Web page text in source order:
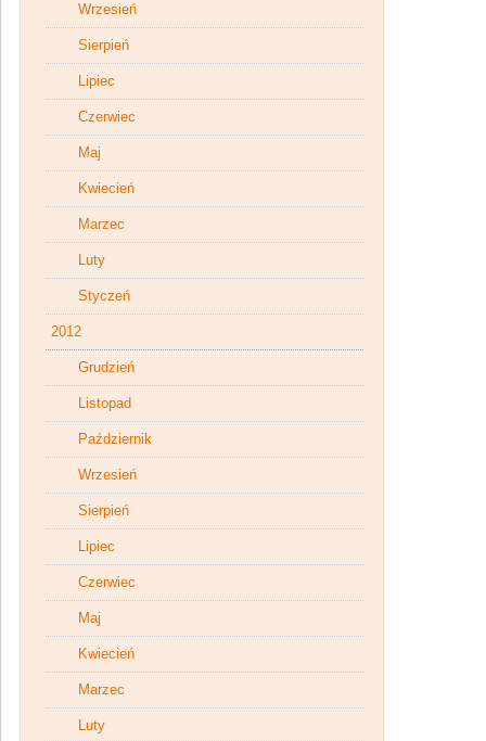
Wrzesień
Sierpień
Lipiec
Czerwiec
Maj
Kwiecień
Marzec
Luty
Styczeń
2012
Grudzień
Listopad
Październik
Wrzesień
Sierpień
Lipiec
Czerwiec
Maj
Kwiecień
Marzec
Luty